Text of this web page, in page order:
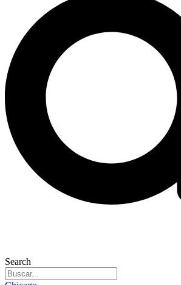
Search